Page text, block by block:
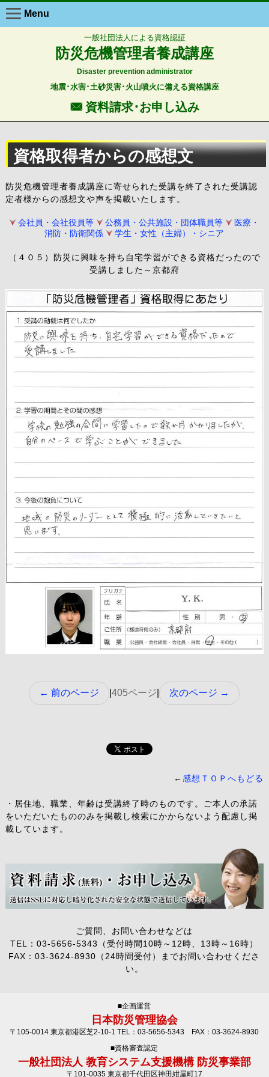
Menu
一般社団法人による資格認証
防災危機管理者養成講座
Disaster prevention administrator
地震･水害･土砂災害･火山噴火に備える資格講座
F 資料請求･お申し込み
資格取得者からの感想文
防災危機管理者養成講座に寄せられた受講を終了された受講認
定者様からの感想文や声を掲載いたします。
会社員・会社役員等 公務員・公共施設・団体職員等
医療・
消防・防衛関係
学生・女性（主婦）・シニア
（４０５）防災に興味を持ち自宅学習ができる資格だったので
受講しました～京都府
← 前のページ |405ページ | 次のページ →
←感想ＴＯＰへもどる
・居住地、職業、年齢は受講終了時のものです。ご本人の承諾
をいただいたもののみを掲載し検索にかからないよう配慮し掲
載しています。
ご質問、お問い合わせなどは
TEL：03-5656-5343（受付時間10時～12時、13時～16時）
FAX：03-3624-8930（24時間受付）までお問い合わせくださ
い。
■企画運営
日本防災管理協会
〒105-0014 東京都港区芝2-10-1 TEL：03-5656-5343 FAX：03-3624-8930
■資格審査認定
一般社団法人 教育システム支援機構 防災事業部
〒101-0035 東京都千代田区神田紺屋町17